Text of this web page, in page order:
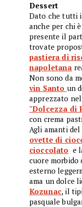
Dessert
Dato che tutti i
anche per chi
presente il
trovate
pastiera di
napoletana
Non sono da
vin Santo un
apprezzato
"Dolcezza di
con crema
Agli amanti
ovette di
cioccolato e
cuore
esterno
ama un dolce
Kozunac, il
pasquale